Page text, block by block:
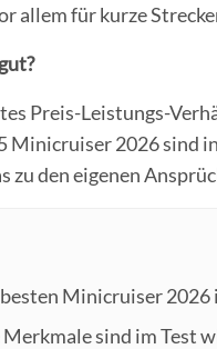
allem für kurze
Preis-Leistungs-
Minicruiser 2026 sind
zu den eigenen
Minicruiser 2026
Merkmale sind im Test